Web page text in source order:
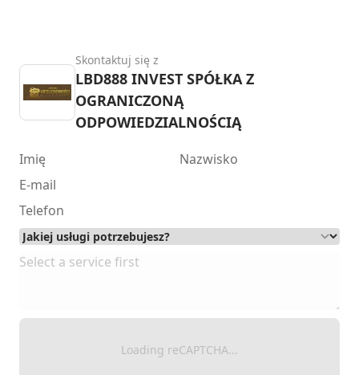
Skontaktuj się z
LBD888 INVEST SPÓŁKA Z
OGRANICZONĄ
ODPOWIEDZIALNOŚCIĄ
Loading reCAPTCHA...